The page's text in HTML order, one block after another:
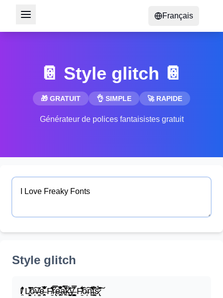
Français
📔 Style glitch 📔
🎁 GRATUIT 👌 SIMPLE 🚀 RAPIDE
Générateur de polices fantaisistes gratuit
Style glitch
I̸̭̍̄̂̐̒̾̔ L̸̘̳̞̋̓̏̍͐͝ô̶̩͠v̴̳̔̈͛e̶̤̹̼̥͋͆̂̅͊̽͂ F̸̱̈̌͋̍̒̽r̶̢̅͒̿͒e̶̤̹̼̥͋͆̂̅͊̽͂a̶̛̜̥̜̣̔̓̉̿̌̃̀̅k̴͈͕̮͉̫̮̣̃̽̈́̔̎y̶̬͓͍͇̰͚͑̿̓͌ F̸̱̈̌͋̍̒̽ô̶̩͠n̵̫͖͛͗̓̏̌͋̏̔̋t̴̘̪̦͌́̍͝s̷̢̛̀̃̆́̽͘͠